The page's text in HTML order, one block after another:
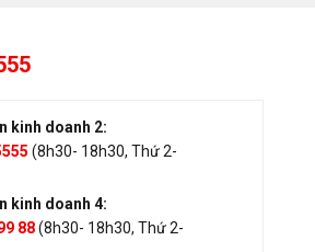
kinh doanh 2:
(8h30- 18h30, Thứ 2-
kinh doanh 4:
88(8h30- 18h30, Thứ 2-